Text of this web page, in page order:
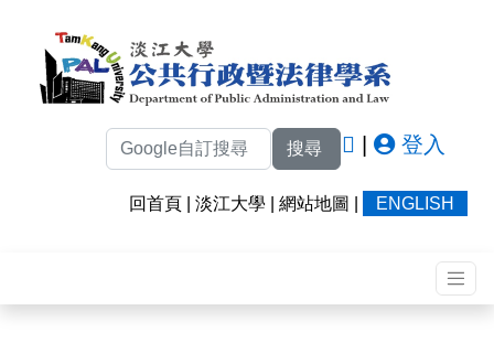
搜尋 登入
回首頁 淡江大學 網站地圖 ENGLISH